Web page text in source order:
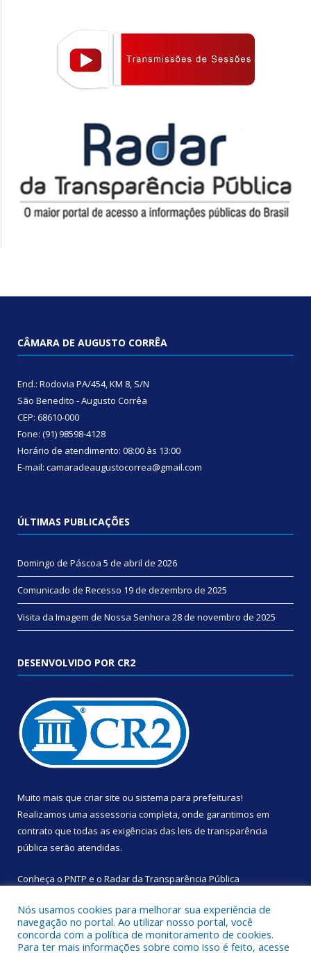
CÂMARA DE AUGUSTO CORRÊA
End.: Rodovia PA/454, KM 8, S/N
São Benedito - Augusto Corrêa
CEP: 68610-000
Fone: (91) 98598-4128
Horário de atendimento: 08:00 às 13:00
E-mail: camaradeaugustocorrea@gmail.com
ÚLTIMAS PUBLICAÇÕES
Domingo de Páscoa 5 de abril de 2026
Comunicado de Recesso 19 de dezembro de 2025
Visita da Imagem de Nossa Senhora 28 de novembro de 2025
DESENVOLVIDO POR CR2
Muito mais que criar site ou sistema para prefeituras!
Realizamos uma assessoria completa, onde garantimos em
contrato que todas as exigências das leis de transparência
pública serão atendidas.
Conheça o PNTP e o Radar da Transparência Pública
Nós usamos cookies para melhorar sua experiência de
navegação no portal. Ao utilizar nosso portal, você
concorda com a política de monitoramento de cookies.
Para ter mais informações sobre como isso é feito, acesse